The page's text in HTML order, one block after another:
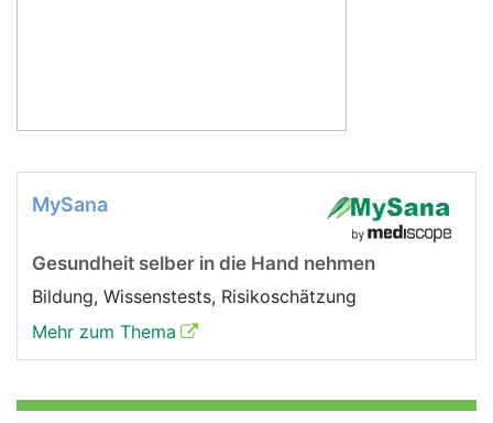
MySana
Gesundheit selber in die Hand nehmen
Bildung, Wissenstests, Risikoschätzung
Mehr zum Thema